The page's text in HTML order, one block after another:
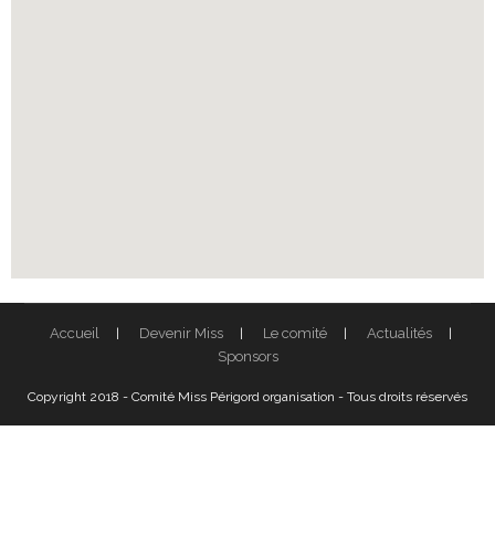
Accueil Devenir Miss Le comité
Actualités
Sponsors
Copyright 2018 - Comité Miss Périgord organisation - Tous droits réservés